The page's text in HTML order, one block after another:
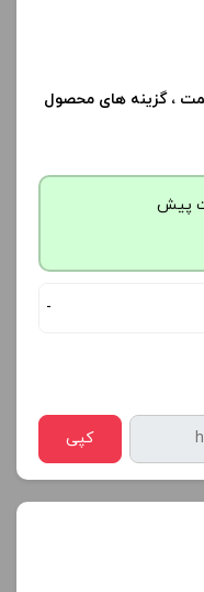
، گزینه های محصول
-
کپی